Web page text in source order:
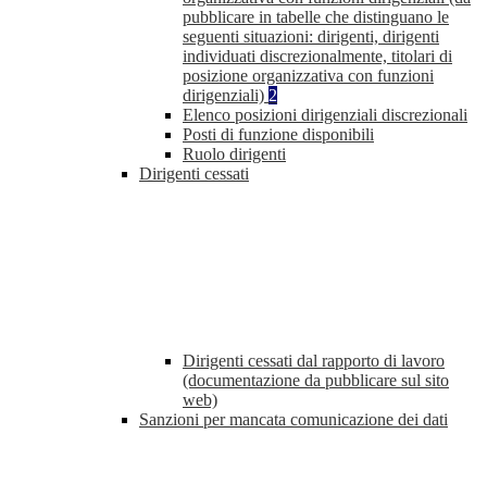
pubblicare in tabelle che distinguano le
seguenti situazioni: dirigenti, dirigenti
individuati discrezionalmente, titolari di
posizione organizzativa con funzioni
dirigenziali) 2
Elenco posizioni dirigenziali discrezionali
Posti di funzione disponibili
Ruolo dirigenti
Dirigenti cessati
Dirigenti cessati dal rapporto di lavoro
(documentazione da pubblicare sul sito
web)
Sanzioni per mancata comunicazione dei dati